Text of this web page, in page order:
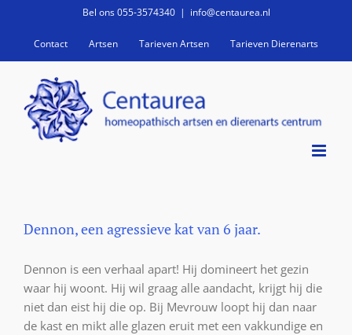
inhoud
Bel ons 055-3574340 | info@centaurea.nl
Contact Artsen Tarieven Artsen Tarieven Dierenarts
Dennon, een agressieve kat van 6 jaar.
Dennon is een verhaal apart! Hij domineert het gezin
waar hij woont. Hij wil graag alle aandacht, krijgt hij die
niet dan eist hij die op. Bij Mevrouw loopt hij dan naar
de kast en mikt alle glazen eruit met een vakkundige en